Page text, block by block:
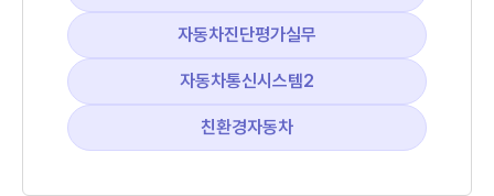
자동차진단평가실무
자동차통신시스템2
친환경자동차